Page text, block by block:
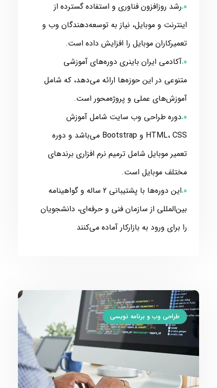
رشد روزافزون فناوری و استفاده گسترده از
اینترنت و موبایل، نیاز به توسعه‌دهندگان وب و
تعمیرکاران موبایل را افزایش داده است.
آکادمی ایران باینری دوره‌های آموزشی
متنوعی در این حوزه‌ها ارائه می‌دهد، که شامل
آموزش‌های عملی و پروژه‌محور است.
دوره طراحی وب سایت شامل آموزش
HTML، CSS و Bootstrap می‌باشد و دوره
تعمیر موبایل شامل ترمیم نرم افزاری برندهای
مختلف موبایل است.
این دوره‌ها با پشتیبانی 2 ساله و گواهینامه
بین‌المللی از سازمان فنی و حرفه‌ای، دانشجویان
را برای ورود به بازارکار آماده می‌کنند
طراحی وب و برنامه نویسی